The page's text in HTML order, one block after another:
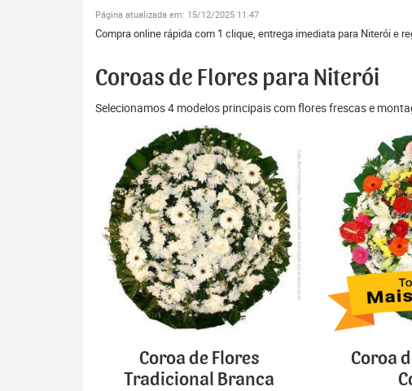
Página atualizada em: 15/12/2025 11:47
Compra online rápida com 1 clique, entrega imediata para Niterói e
Coroas de Flores para Niterói
Selecionamos 4 modelos principais com flores frescas e
Coroa de Flores
Tradicional Branca
Coroa